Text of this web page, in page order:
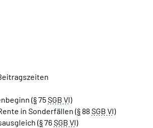
(§75SGB VI)
in Sonderfällen (§ 88SGB VI)
(§76SGB VI)